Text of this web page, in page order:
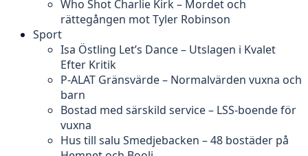
Who Shot Charlie Kirk – Mordet och
rättegången mot Tyler Robinson
Sport
Isa Östling Let’s Dance – Utslagen i Kvalet
Efter Kritik
P-ALAT Gränsvärde – Normalvärden vuxna och
barn
Bostad med särskild service – LSS-boende för
vuxna
Hus till salu Smedjebacken – 48 bostäder på